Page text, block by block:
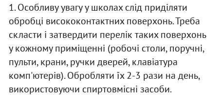
1. Особливу увагу у школах слід приділяти
обробці висококонтактних поверхонь. Треба
скласти і затвердити перелік таких поверхонь
у кожному приміщенні (робочі столи, поручні,
пульти, крани, ручки дверей, клавіатура
комп'ютерів). Обробляти їх 2-3 рази на день,
використовуючи спиртовмісні засоби.